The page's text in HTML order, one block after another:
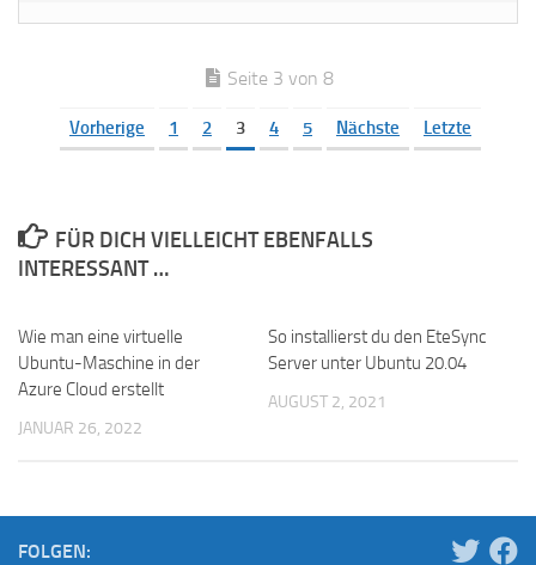
Seite 3 von 8
Vorherige 1 2 3 4 5 Nächste Letzte
FÜR DICH VIELLEICHT EBENFALLS
INTERESSANT …
Wie man eine virtuelle
Ubuntu-Maschine in der
Azure Cloud erstellt
JANUAR 26, 2022
So installierst du den EteSync
Server unter Ubuntu 20.04
AUGUST 2, 2021
FOLGEN: